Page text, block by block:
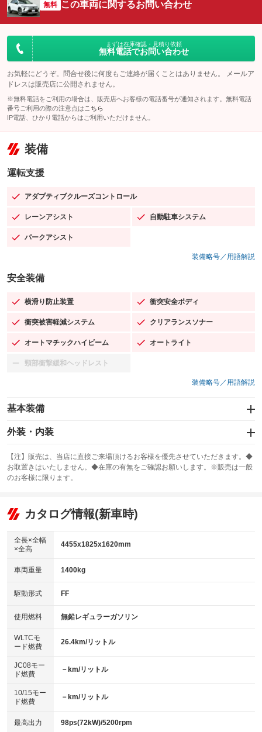
無料 この車両に関するお問い合わせ
まずは在庫確認・見積り依頼
無料電話でお問い合わせ
お気軽にどうぞ。問合せ後に何度もご連絡が届くことはありません。 メールア
ドレスは販売店に公開されません。
※無料電話をご利用の場合は、販売店へお客様の電話番号が通知されます。無料電話
番号ご利用の際の注意点は こちら
IP電話、ひかり電話からはご利用いただけません。
装備
運転支援
アダプティブクルーズコントロール
：装備あり
レーンアシスト
：装備あり 自動駐車システム
：装備あり
パークアシスト
：装備あり
装備略号／用語解説
安全装備
横滑り防止装置
：装備あり 衝突安全ボディ
：装備あり
衝突被害軽減システム
：装備あり クリアランスソナー
：装備あり
オートマチックハイビーム
：装備あり オートライト
：装備あり
頸部衝撃緩和ヘッドレスト
：装備なし
装備略号／用語解説
基本装備
エアバッグ：運転席/助手席/サイド
：装備あり
：装備なし
サンルーフ
：装備あり ABS
リフトアップ
：装備なし
：装備なし
パワーウィンドウ
アイドリングストップ
：装備あり
USB入力端子
：装備あり
100V電源
：装備あり
センターデフロック
：装備なし
電動格納ミラー
：装備あり
外装・内装
カーナビ：メモリーナビ他
：装備あり
TV：フルセグ
：装備あり
ビジュアル
：装備なし
：装備あり
革シート
キーレス
HID(キセノンライト)
：装備なし
バックカメラ
：装備あり
エアロ
：装備なし
：装備なし
パワーシート
ベンチシート
：装備なし
チップアップシート
：装備なし
【注】販売は、当店に直接ご来場頂けるお客様を優先させていただきます。◆
お取置きはいたしません。◆在庫の有無をご確認お願いします。※販売は一般
のお客様に限ります。
カタログ情報(新車時)
全長×全幅
×全高
4455x1825x1620mm
車両重量 1400kg
駆動形式 FF
使用燃料 無鉛レギュラーガソリン
WLTCモ
ード燃費
26.4km/リットル
JC08モー
ド燃費
－km/リットル
10/15モー
ド燃費
－km/リットル
最高出力 98ps(72kW)/5200rpm